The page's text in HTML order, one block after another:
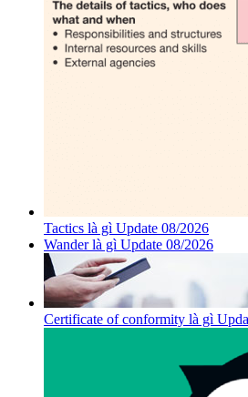
Tactics là gì Update 08/2026
Wander là gì Update 08/2026
Certificate of conformity là gì